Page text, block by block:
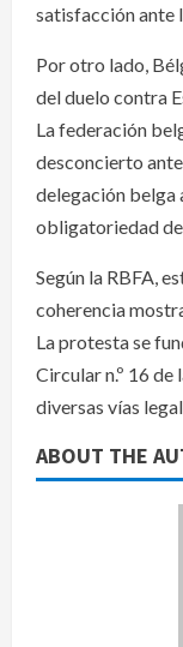
satisfacción ante
Por otro lado,
del duelo contra
La federación
desconcierto
delegación belga
obligatoriedad
Según la RBFA,
coherencia
La protesta se
Circular n.º 16 de
diversas vías
ABOUT THE